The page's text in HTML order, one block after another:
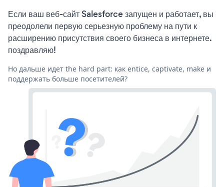
Если ваш веб-сайт Salesforce запущен и работает, вы
преодолели первую серьезную проблему на пути к
расширению присутствия своего бизнеса в интернете.
поздравляю!
Но дальше идет the hard part: как entice, captivate, make и
поддержать больше посетителей?